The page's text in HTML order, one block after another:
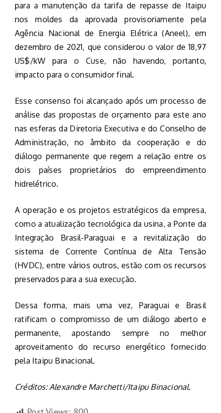
para a manutenção da tarifa de repasse de Itaipu
nos moldes da aprovada provisoriamente pela
Agência Nacional de Energia Elétrica (Aneel), em
dezembro de 2021, que considerou o valor de 18,97
US$/kW para o Cuse, não havendo, portanto,
impacto para o consumidor final.
Esse consenso foi alcançado após um processo de
análise das propostas de orçamento para este ano
nas esferas da Diretoria Executiva e do Conselho de
Administração, no âmbito da cooperação e do
diálogo permanente que regem a relação entre os
dois países proprietários do empreendimento
hidrelétrico.
A operação e os projetos estratégicos da empresa,
como a atualização tecnológica da usina, a Ponte da
Integração Brasil-Paraguai e a revitalização do
sistema de Corrente Contínua de Alta Tensão
(HVDC), entre vários outros, estão com os recursos
preservados para a sua execução.
Dessa forma, mais uma vez, Paraguai e Brasil
ratificam o compromisso de um diálogo aberto e
permanente, apostando sempre no melhor
aproveitamento do recurso energético fornecido
pela Itaipu Binacional.
Créditos: Alexandre Marchetti/Itaipu Binacional.